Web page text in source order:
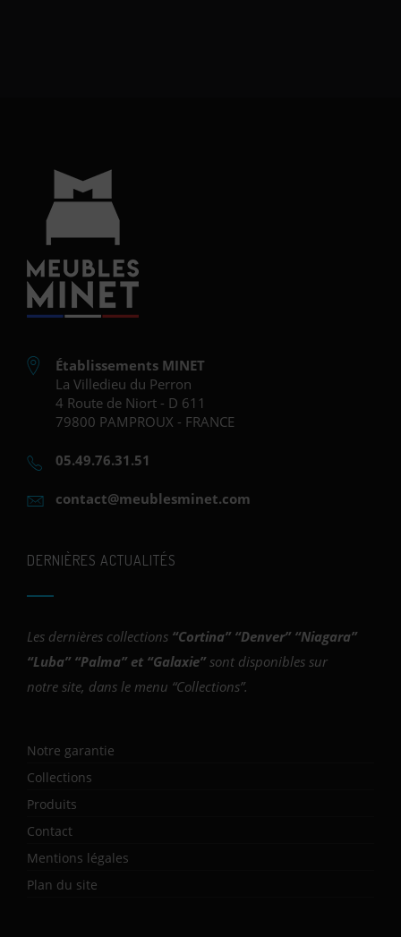
Établissements MINET
La Villedieu du Perron
4 Route de Niort - D 611
79800 PAMPROUX - FRANCE
05.49.76.31.51
contact@meublesminet.com
DERNIÈRES ACTUALITÉS
Les dernières collections “Cortina” “Denver” “Niagara”
“Luba” “Palma” et “Galaxie”sont disponibles sur
notre site, dans le menu “Collections”.
Notre garantie
Collections
Produits
Contact
Mentions légales
Plan du site